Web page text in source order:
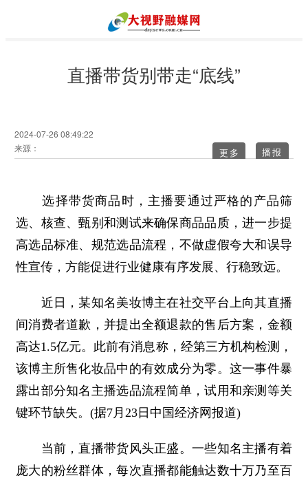
直播带货别带走“底线”
2024-07-26 08:49:22
来源：
更多
选择带货商品时，主播要通过严格的产品筛
选、核查、甄别和测试来确保商品品质，进一步提
高选品标准、规范选品流程，不做虚假夸大和误导
性宣传，方能促进行业健康有序发展、行稳致远。
近日，某知名美妆博主在社交平台上向其直播
间消费者道歉，并提出全额退款的售后方案，金额
高达1.5亿元。此前有消息称，经第三方机构检测，
该博主所售化妆品中的有效成分为零。这一事件暴
露出部分知名主播选品流程简单，试用和亲测等关
键环节缺失。(据7月23日中国经济网报道)
当前，直播带货风头正盛。一些知名主播有着
庞大的粉丝群体，每次直播都能触达数十万乃至百